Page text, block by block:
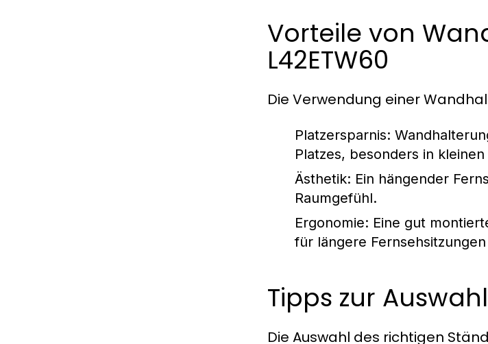
Vorteile von
L42ETW60
Die Verwendung einer
Platzersparnis:
Platzes, besonders in kleinen
Ästhetik: Ein hängender
Raumgefühl.
Ergonomie: Eine gut
für längere
Tipps zur
Die Auswahl des richtigen